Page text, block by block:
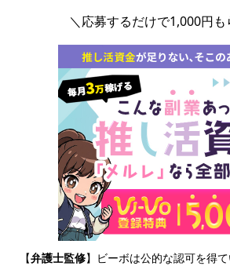
＼応募するだけで1,000円も
【弁護士監修】ビーボは公的な認可を得